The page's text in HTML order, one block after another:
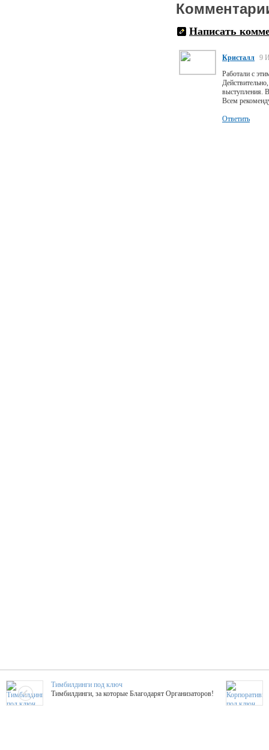
Написать
Кристалл 9
Работали с
выступления.
Всем
Ответить
Тимбилдинги под ключ
Тимбилдинги, за которые Благодарят Организаторов!